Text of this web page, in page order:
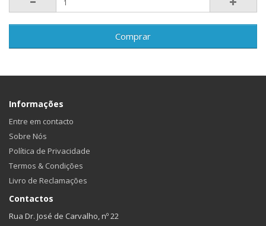
Comprar
Informações
Entre em contacto
Sobre Nós
Política de Privacidade
Termos & Condições
Livro de Reclamações
Contactos
Rua Dr. José de Carvalho, nº 22